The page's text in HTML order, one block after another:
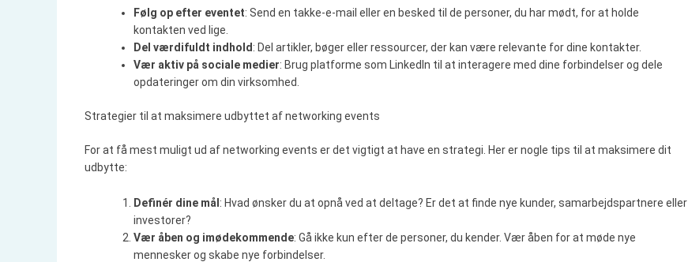
Følg op efter eventet: Send en takke-e-mail eller en besked til de personer, du har mødt, for at holde
kontakten ved lige.
Del værdifuldt indhold: Del artikler, bøger eller ressourcer, der kan være relevante for dine kontakter.
Vær aktiv på sociale medier: Brug platforme som LinkedIn til at interagere med dine forbindelser og dele
opdateringer om din virksomhed.
Strategier til at maksimere udbyttet af networking events
For at få mest muligt ud af networking events er det vigtigt at have en strategi. Her er nogle tips til at maksimere dit
udbytte:
Definér dine mål : Hvad ønsker du at opnå ved at deltage? Er det at finde nye kunder, samarbejdspartnere eller
investorer?
Vær åben og imødekommende: Gå ikke kun efter de personer, du kender. Vær åben for at møde nye
mennesker og skabe nye forbindelser.